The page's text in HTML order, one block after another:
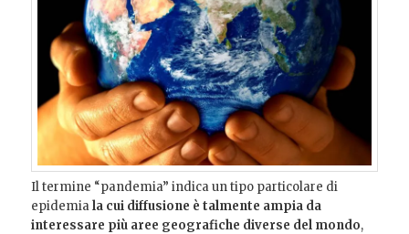
Il termine “pandemia” indica un tipo particolare di
epidemiala cui diffusione è talmente ampia da
interessare più aree geografiche diverse del mondo,